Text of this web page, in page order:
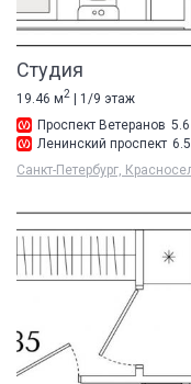
Студия
19.46 м2 | 1/9 этаж
Проспект Ветеранов
Ленинский проспект
Санкт-Петербург,